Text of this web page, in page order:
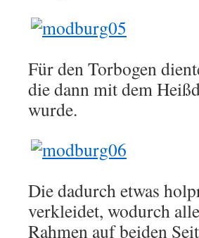
Für den Torbogen
die dann mit dem
wurde.
Die dadurch etwas
verkleidet, wodurch
Rahmen auf beiden